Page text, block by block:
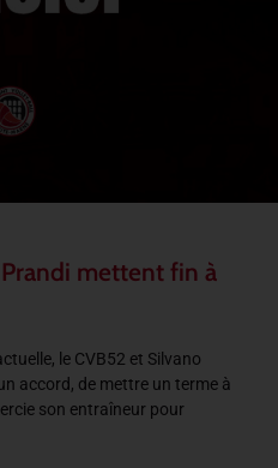
mettent fin à
le CVB52 et Silvano
accord, de mettre un terme à
son entraîneur pour